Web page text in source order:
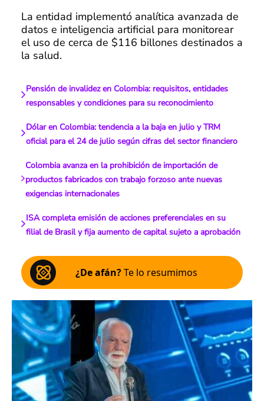
La entidad implementó analítica avanzada de
datos e inteligencia artificial para monitorear
el uso de cerca de $116 billones destinados a
la salud.
Pensión de invalidez en Colombia: requisitos, entidades
responsables y condiciones para su reconocimiento
Dólar en Colombia: tendencia a la baja en julio y TRM
oficial para el 24 de julio según cifras del sector financiero
Colombia avanza en la prohibición de importación de
productos fabricados con trabajo forzoso ante nuevas
exigencias internacionales
ISA completa emisión de acciones preferenciales en su
filial de Brasil y fija aumento de capital sujeto a aprobación
¿De afán?Te lo resumimos